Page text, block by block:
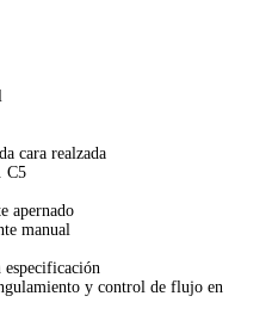
cara realzada
C5
apernado
manual
y control de flujo en